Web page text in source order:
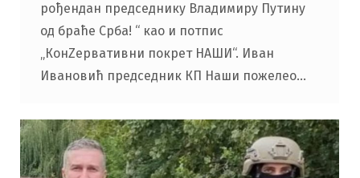
рођендан председнику Владимиру Путину
од браће Срба! “ као и потпис
„КонZервативни покрет НАШИ“. Иван
Ивановић председник КП Наши пожелео…